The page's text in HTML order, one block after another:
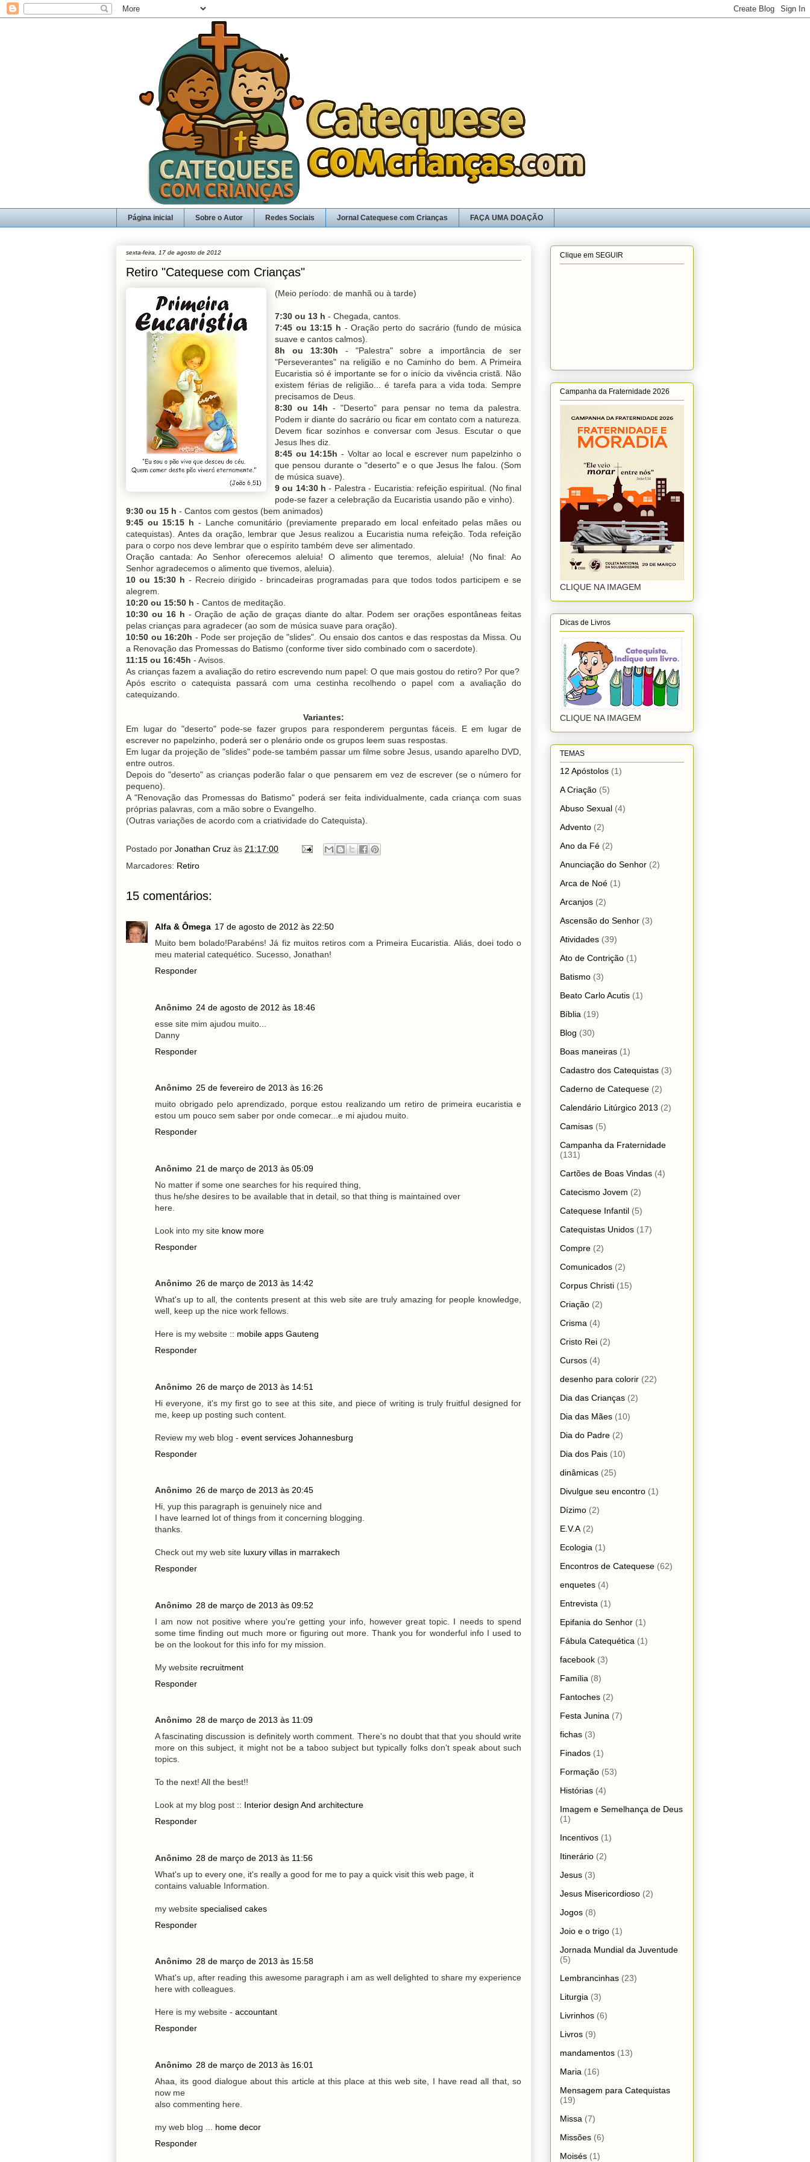
Página inicial Sobre o Autor Redes Sociais Jornal Catequese com Crianças FAÇA UMA DOAÇÃO
sexta-feira, 17 de agosto de 2012
Retiro "Catequese com Crianças"
(Meio período: de manhã ou à tarde)
7:30 ou 13 h - Chegada, cantos.
7:45 ou 13:15 h - Oração perto do sacrário (fundo de música
suave e cantos calmos).
8h ou 13:30h - "Palestra" sobre a importância de ser
"Perseverantes" na religião e no Caminho do bem. A Primeira
Eucaristia só é importante se for o início da vivência cristã. Não
existem férias de religião... é tarefa para a vida toda. Sempre
precisamos de Deus.
8:30 ou 14h - "Deserto" para pensar no tema da palestra.
Podem ir diante do sacrário ou ficar em contato com a natureza.
Devem ficar sozinhos e conversar com Jesus. Escutar o que
Jesus lhes diz.
8:45 ou 14:15h - Voltar ao local e escrever num papelzinho o
que pensou durante o "deserto" e o que Jesus lhe falou. (Som
de música suave).
9 ou 14:30 h - Palestra - Eucaristia: refeição espiritual. (No final
pode-se fazer a celebração da Eucaristia usando pão e vinho).
9:30 ou 15 h - Cantos com gestos (bem animados)
9:45 ou 15:15 h - Lanche comunitário (previamente preparado em local enfeitado pelas mães ou
catequistas). Antes da oração, lembrar que Jesus realizou a Eucaristia numa refeição. Toda refeição
para o corpo nos deve lembrar que o espírito também deve ser alimentado.
Oração cantada: Ao Senhor oferecemos aleluia! O alimento que teremos, aleluia! (No final: Ao
Senhor agradecemos o alimento que tivemos, aleluia).
10 ou 15:30 h - Recreio dirigido - brincadeiras programadas para que todos todos participem e se
alegrem.
10:20 ou 15:50 h - Cantos de meditação.
10:30 ou 16 h - Oração de ação de graças diante do altar. Podem ser orações espontâneas feitas
pelas crianças para agradecer (ao som de música suave para oração).
10:50 ou 16:20h - Pode ser projeção de "slides". Ou ensaio dos cantos e das respostas da Missa. Ou
a Renovação das Promessas do Batismo (conforme tiver sido combinado com o sacerdote).
11:15 ou 16:45h - Avisos.
As crianças fazem a avaliação do retiro escrevendo num papel: O que mais gostou do retiro? Por que?
Após escrito o catequista passará com uma cestinha recolhendo o papel com a avaliação do
catequizando.
Variantes:
Em lugar do "deserto" pode-se fazer grupos para responderem perguntas fáceis. E em lugar de
escrever no papelzinho, poderá ser o plenário onde os grupos leem suas respostas.
Em lugar da projeção de "slides" pode-se também passar um filme sobre Jesus, usando aparelho DVD,
entre outros.
Depois do "deserto" as crianças poderão falar o que pensarem em vez de escrever (se o número for
pequeno).
A "Renovação das Promessas do Batismo" poderá ser feita individualmente, cada criança com suas
próprias palavras, com a mão sobre o Evangelho.
(Outras variações de acordo com a criatividade do Catequista).
Postado por Jonathan Cruz às 21:17:00
Marcadores: Retiro
15 comentários:
Alfa & Ômega 17 de agosto de 2012 às 22:50
Muito bem bolado!Parabéns! Já fiz muitos retiros com a Primeira Eucaristia. Aliás, doei todo o
meu material catequético. Sucesso, Jonathan!
Responder
Anônimo 24 de agosto de 2012 às 18:46
esse site mim ajudou muito...
Danny
Responder
Anônimo 25 de fevereiro de 2013 às 16:26
muito obrigado pelo aprendizado, porque estou realizando um retiro de primeira eucaristia e
estou um pouco sem saber por onde comecar...e mi ajudou muito.
Responder
Anônimo 21 de março de 2013 às 05:09
No matter if some one searches for his required thing,
thus he/she desires to be available that in detail, so that thing is maintained over
here.
Look into my site know more
Responder
Anônimo 26 de março de 2013 às 14:42
What's up to all, the contents present at this web site are truly amazing for people knowledge,
well, keep up the nice work fellows.
Here is my website :: mobile apps Gauteng
Responder
Anônimo 26 de março de 2013 às 14:51
Hi everyone, it's my first go to see at this site, and piece of writing is truly fruitful designed for
me, keep up posting such content.
Review my web blog - event services Johannesburg
Responder
Anônimo 26 de março de 2013 às 20:45
Hi, yup this paragraph is genuinely nice and
I have learned lot of things from it concerning blogging.
thanks.
Check out my web site luxury villas in marrakech
Responder
Anônimo 28 de março de 2013 às 09:52
I am now not positive where you're getting your info, however great topic. I needs to spend
some time finding out much more or figuring out more. Thank you for wonderful info I used to
be on the lookout for this info for my mission.
My website recruitment
Responder
Anônimo 28 de março de 2013 às 11:09
A fascinating discussion is definitely worth comment. There's no doubt that that you should write
more on this subject, it might not be a taboo subject but typically folks don't speak about such
topics.
To the next! All the best!!
Look at my blog post :: Interior design And architecture
Responder
Anônimo 28 de março de 2013 às 11:56
What's up to every one, it's really a good for me to pay a quick visit this web page, it
contains valuable Information.
my website specialised cakes
Responder
Anônimo 28 de março de 2013 às 15:58
What's up, after reading this awesome paragraph i am as well delighted to share my experience
here with colleagues.
Here is my website - accountant
Responder
Anônimo 28 de março de 2013 às 16:01
Ahaa, its good dialogue about this article at this place at this web site, I have read all that, so
now me
also commenting here.
my web blog ... home decor
Responder
Clique em SEGUIR
Campanha da Fraternidade 2026
CLIQUE NA IMAGEM
Dicas de Livros
CLIQUE NA IMAGEM
TEMAS
12 Apóstolos (1)
A Criação (5)
Abuso Sexual (4)
Advento (2)
Ano da Fé (2)
Anunciação do Senhor (2)
Arca de Noé (1)
Arcanjos (2)
Ascensão do Senhor (3)
Atividades (39)
Ato de Contrição (1)
Batismo (3)
Beato Carlo Acutis (1)
Bíblia (19)
Blog (30)
Boas maneiras (1)
Cadastro dos Catequistas (3)
Caderno de Catequese (2)
Calendário Litúrgico 2013 (2)
Camisas (5)
Campanha da Fraternidade
(131)
Cartões de Boas Vindas (4)
Catecismo Jovem (2)
Catequese Infantil (5)
Catequistas Unidos (17)
Compre (2)
Comunicados (2)
Corpus Christi (15)
Criação (2)
Crisma (4)
Cristo Rei (2)
Cursos (4)
desenho para colorir (22)
Dia das Crianças (2)
Dia das Mães (10)
Dia do Padre (2)
Dia dos Pais (10)
dinâmicas (25)
Divulgue seu encontro (1)
Dízimo (2)
E.V.A (2)
Ecologia (1)
Encontros de Catequese (62)
enquetes (4)
Entrevista (1)
Epifania do Senhor (1)
Fábula Catequética (1)
facebook (3)
Família (8)
Fantoches (2)
Festa Junina (7)
fichas (3)
Finados (1)
Formação (53)
Histórias (4)
Imagem e Semelhança de Deus
(1)
Incentivos (1)
Itinerário (2)
Jesus (3)
Jesus Misericordioso (2)
Jogos (8)
Joio e o trigo (1)
Jornada Mundial da Juventude
(5)
Lembrancinhas (23)
Liturgia (3)
Livrinhos (6)
Livros (9)
mandamentos (13)
Maria (16)
Mensagem para Catequistas
(19)
Missa (7)
Missões (6)
Moisés (1)